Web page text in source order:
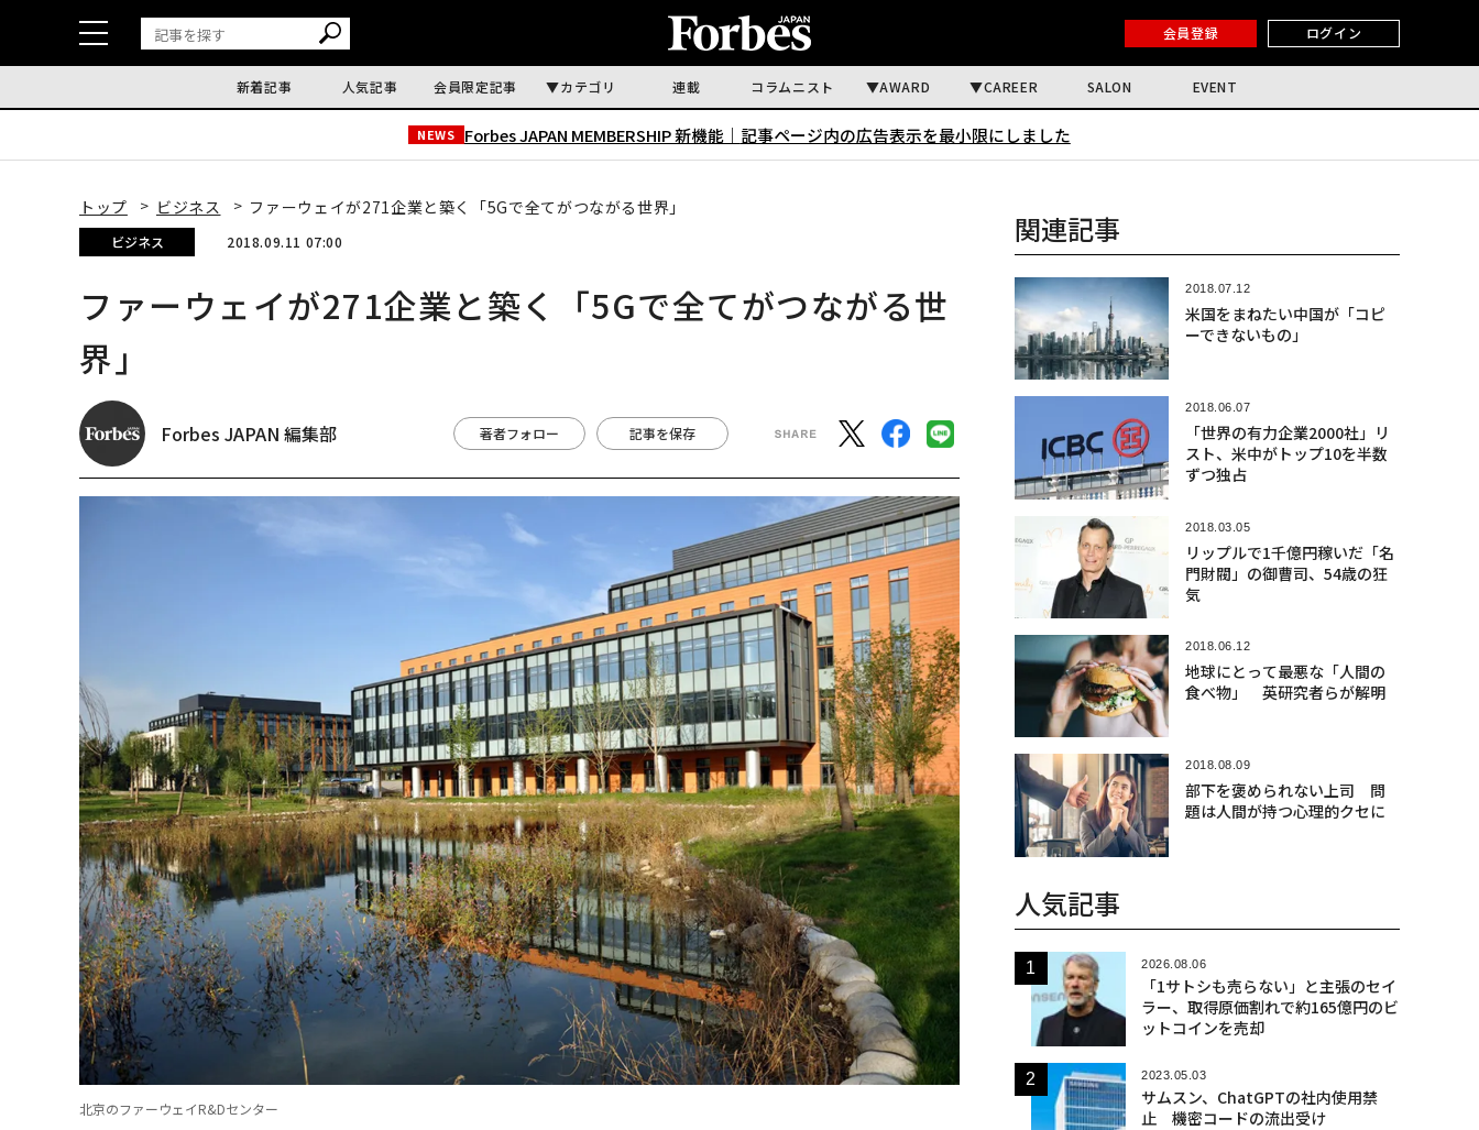
会員登録 ログイン
新着記事 人気記事 会員限定記事 カテゴリ 連載 コラムニスト AWARD CAREER SALON EVENT
NEWS Forbes JAPAN MEMBERSHIP 新機能｜ 記事ページ内の広告表示を最小限にしました
トップ ビジネス ファーウェイが271企業と築く「5Gで全てがつながる世界」
ビジネス 2018.09.11 07:00
ファーウェイが271企業と築く「5Gで全てがつながる世
界」
Forbes JAPAN 編集部 著者フォロー 記事を保存
北京のファーウェイR&Dセンター
関連記事
2018.07.12
米国をまねたい中国が「コピ
ーできないもの」
2018.06.07
「世界の有力企業2000社」リ
スト、米中がトップ10を半数
ずつ独占
2018.03.05
リップルで1千億円稼いだ「名
門財閥」の御曹司、54歳の狂
気
2018.06.12
地球にとって最悪な「人間の
食べ物」 英研究者らが解明
2018.08.09
部下を褒められない上司 問
題は人間が持つ心理的クセに
人気記事
2026.08.06
「1サトシも売らない」と主張のセイ
ラー、取得原価割れで約165億円のビ
ットコインを売却
2023.05.03
サムスン、ChatGPTの社内使用禁
止 機密コードの流出受け